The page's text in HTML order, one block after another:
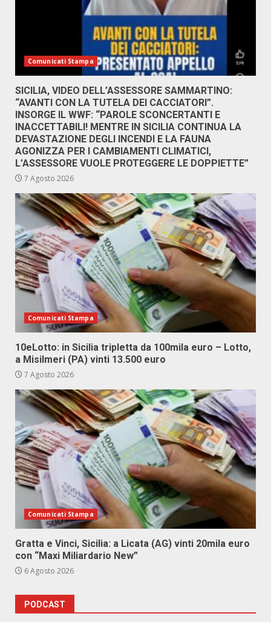
Comunicati Stampa
SICILIA, VIDEO DELL’ASSESSORE SAMMARTINO:
“AVANTI CON LA TUTELA DEI CACCIATORI”.
INSORGE IL WWF: “PAROLE SCONCERTANTI E
INACCETTABILI! MENTRE IN SICILIA CONTINUA LA
DEVASTAZIONE DEGLI INCENDI E LA FAUNA
AGONIZZA PER I CAMBIAMENTI CLIMATICI,
L’ASSESSORE VUOLE PROTEGGERE LE DOPPIETTE”
7 Agosto 2026
Comunicati Stampa
10eLotto: in Sicilia tripletta da 100mila euro – Lotto,
a Misilmeri (PA) vinti 13.500 euro
7 Agosto 2026
Comunicati Stampa
Gratta e Vinci, Sicilia: a Licata (AG) vinti 20mila euro
con “Maxi Miliardario New”
6 Agosto 2026
PODCAST